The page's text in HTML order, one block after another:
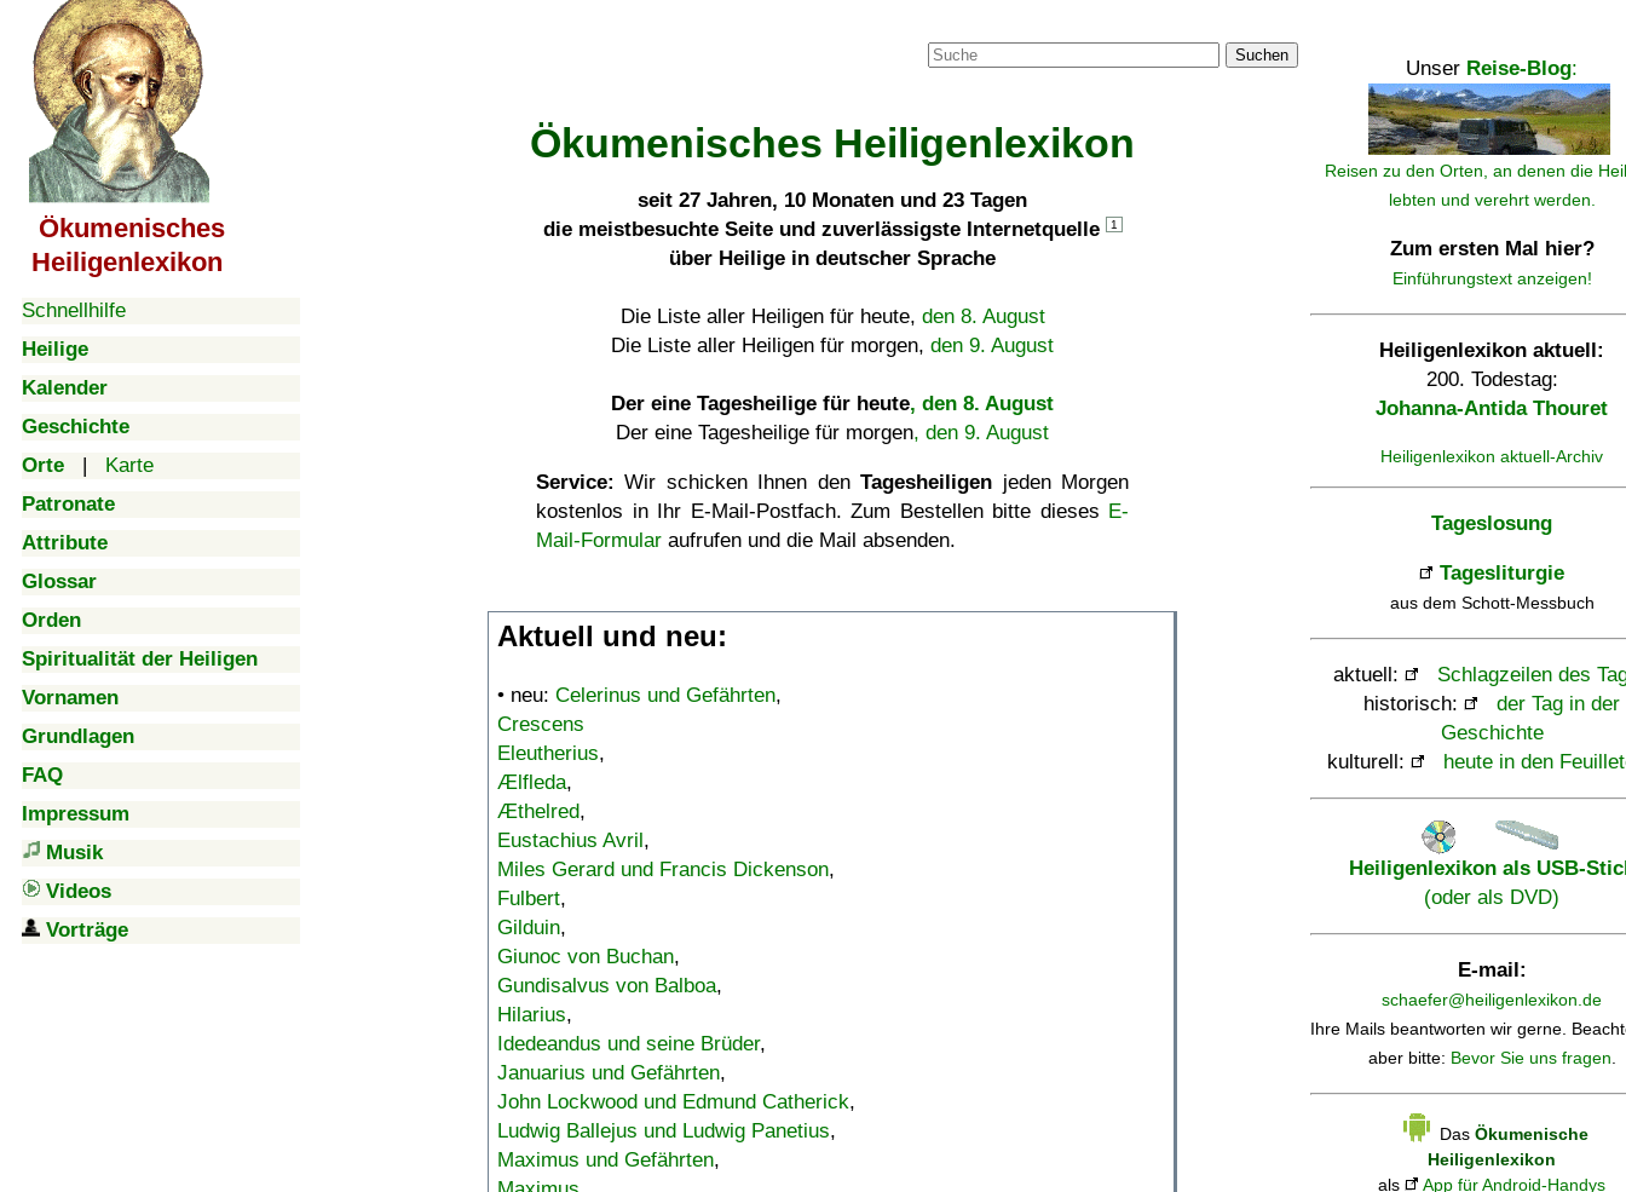
Ökumenisches
Heiligenlexikon
Schnellhilfe
Heilige
Kalender
Geschichte
Orte | Karte
Patronate
Attribute
Glossar
Orden
Spiritualität der Heiligen
Vornamen
Grundlagen
FAQ
Impressum
Musik
Videos
Vorträge
Suchen
Ökumenisches Heiligenlexikon
seit 27 Jahren, 10 Monaten und 23 Tagen
die meistbesuchte Seite und zuverlässigste Internetquelle
1
über Heilige in deutscher Sprache
Die Liste aller Heiligen für heute, den 8. August
Die Liste aller Heiligen für morgen, den 9. August
Der eine Tagesheilige für heute, den 8. August
Der eine Tagesheilige für morgen, den 9. August
Service: Wir schicken Ihnen denTagesheiligen jeden Morgen
kostenlos in Ihr E-Mail-Postfach. Zum Bestellen bitte dieses E-
Mail-Formular aufrufen und die Mail absenden.
Aktuell und neu:
• neu: Celerinus und Gefährten,
Crescens
Eleutherius,
Ælfleda,
Æthelred,
Eustachius Avril,
Miles Gerard und Francis Dickenson,
Fulbert,
Gilduin,
Giunoc von Buchan,
Gundisalvus von Balboa,
Hilarius,
Idedeandus und seine Brüder,
Januarius und Gefährten,
John Lockwood und Edmund Catherick,
Ludwig Ballejus und Ludwig Panetius,
Maximus und Gefährten,
Unser Reise-Blog:
Reisen zu den Orten, an denen die
lebten und verehrt werden.
Zum ersten Mal hier?
Einführungstext anzeigen!
Heiligenlexikon aktuell:
200. Todestag:
Johanna-Antida Thouret
Heiligenlexikon aktuell-Archiv
Tageslosung
Tagesliturgie
aus dem Schott-Messbuch
aktuell:
Schlagzeilen des
historisch:
der Tag in der
Geschichte
kulturell:
heute in den
Heiligenlexikon als USB-
(oder als DVD)
E-mail:
schaefer@heiligenlexikon.de
Ihre Mails beantworten wir gerne.
aber bitte: Bevor Sie uns fragen.
Das Ökumenische
Heiligenlexikon
als
App für Android-Handys